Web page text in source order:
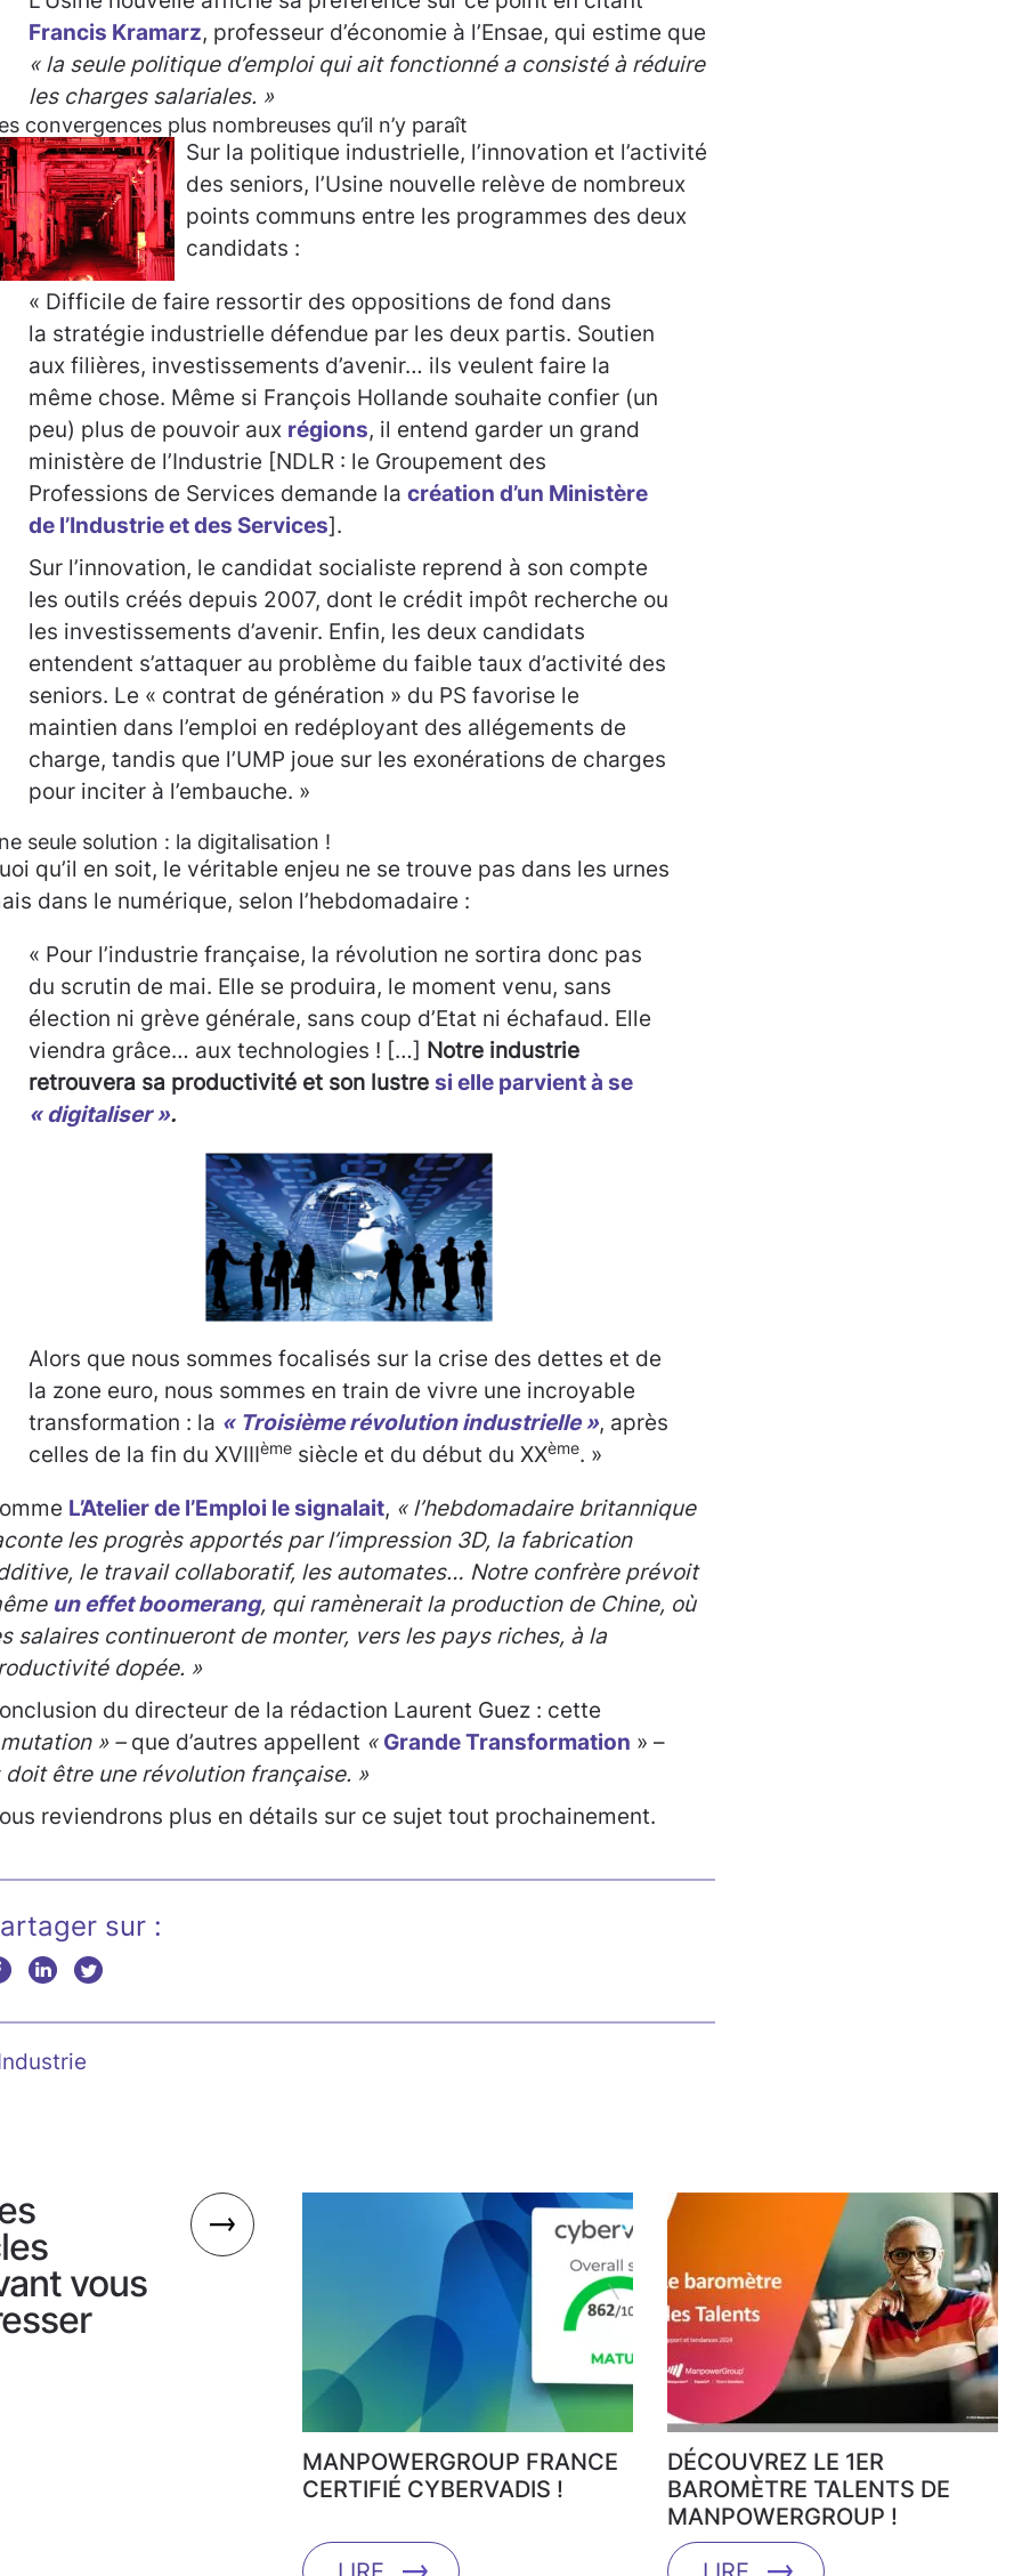
Francis Kramarz, professeur d’économie à l’Ensae, qui estime que
« la seule politique d’emploi qui ait fonctionné a consisté à réduire
les charges salariales. »
convergences plus nombreuses qu’il n’y paraît
Sur la politique industrielle, l’innovation et l’activité
des seniors, l’Usine nouvelle relève de nombreux
points communs entre les programmes des deux
candidats :
« Difficile de faire ressortir des oppositions de fond dans
la stratégie industrielle défendue par les deux partis. Soutien
aux filières, investissements d’avenir… ils veulent faire la
même chose. Même si François Hollande souhaite confier (un
peu) plus de pouvoir aux régions, il entend garder un grand
ministère de l’Industrie [NDLR : le Groupement des
Professions de Services demande la création d’un Ministère
de l’Industrie et des Services].
Sur l’innovation, le candidat socialiste reprend à son compte
les outils créés depuis 2007, dont le crédit impôt recherche ou
les investissements d’avenir. Enfin, les deux candidats
entendent s’attaquer au problème du faible taux d’activité des
seniors. Le « contrat de génération » du PS favorise le
maintien dans l’emploi en redéployant des allégements de
charge, tandis que l’UMP joue sur les exonérations de charges
pour inciter à l’embauche. »
seule solution : la digitalisation !
qu’il en soit, le véritable enjeu ne se trouve pas dans les urnes
dans le numérique, selon l’hebdomadaire :
« Pour l’industrie française, la révolution ne sortira donc pas
du scrutin de mai. Elle se produira, le moment venu, sans
élection ni grève générale, sans coup d’Etat ni échafaud. Elle
viendra grâce… aux technologies ! […] Notre industrie
retrouvera sa productivité et son lustre si elle parvient à se
« digitaliser ».
Alors que nous sommes focalisés sur la crise des dettes et de
la zone euro, nous sommes en train de vivre une incroyable
transformation : la « Troisième révolution industrielle », après
celles de la fin du XVIIIème siècle et du début du XXème. »
L’Atelier de l’Emploi le signalait, « l’hebdomadaire britannique
les progrès apportés par l’impression 3D, la fabrication
le travail collaboratif, les automates… Notre confrère prévoit
un effet boomerang, qui ramènerait la production de Chine, où
salaires continueront de monter, vers les pays riches, à la
dopée. »
du directeur de la rédaction Laurent Guez : cette
» – que d’autres appellent « Grande Transformation » –
doit être une révolution française. »
reviendrons plus en détails sur ce sujet tout prochainement.
sur :
vous
MANPOWERGROUP FRANCE
CERTIFIÉ CYBERVADIS !
DÉCOUVREZ LE 1ER
BAROMÈTRE TALENTS DE
MANPOWERGROUP !